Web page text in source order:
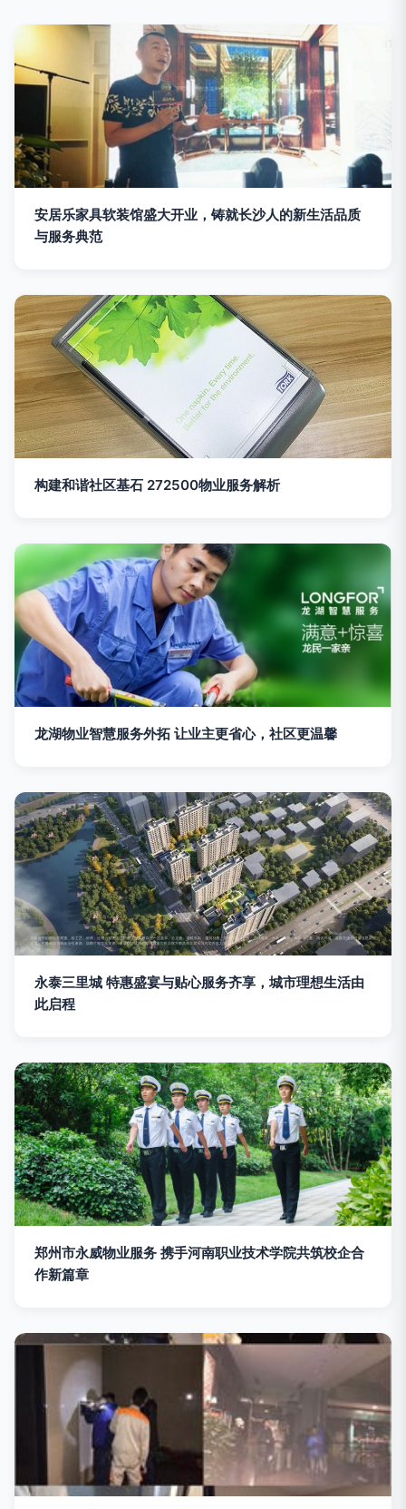
安居乐家具软装馆盛大开业，铸就长沙人的新生活品质
与服务典范
构建和谐社区基石 272500物业服务解析
龙湖物业智慧服务外拓 让业主更省心，社区更温馨
永泰三里城 特惠盛宴与贴心服务齐享，城市理想生活由
此启程
郑州市永威物业服务 携手河南职业技术学院共筑校企合
作新篇章